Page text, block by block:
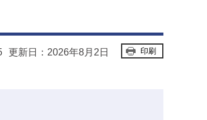
更新日：2026年8月2日 印刷